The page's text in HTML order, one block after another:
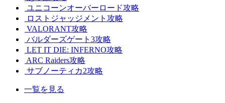
ユニコーンオーバーロード攻略
ロストジャッジメント攻略
VALORANT攻略
バルダーズゲート3攻略
LET IT DIE: INFERNO攻略
ARC Raiders攻略
サブノーティカ2攻略
一覧を見る